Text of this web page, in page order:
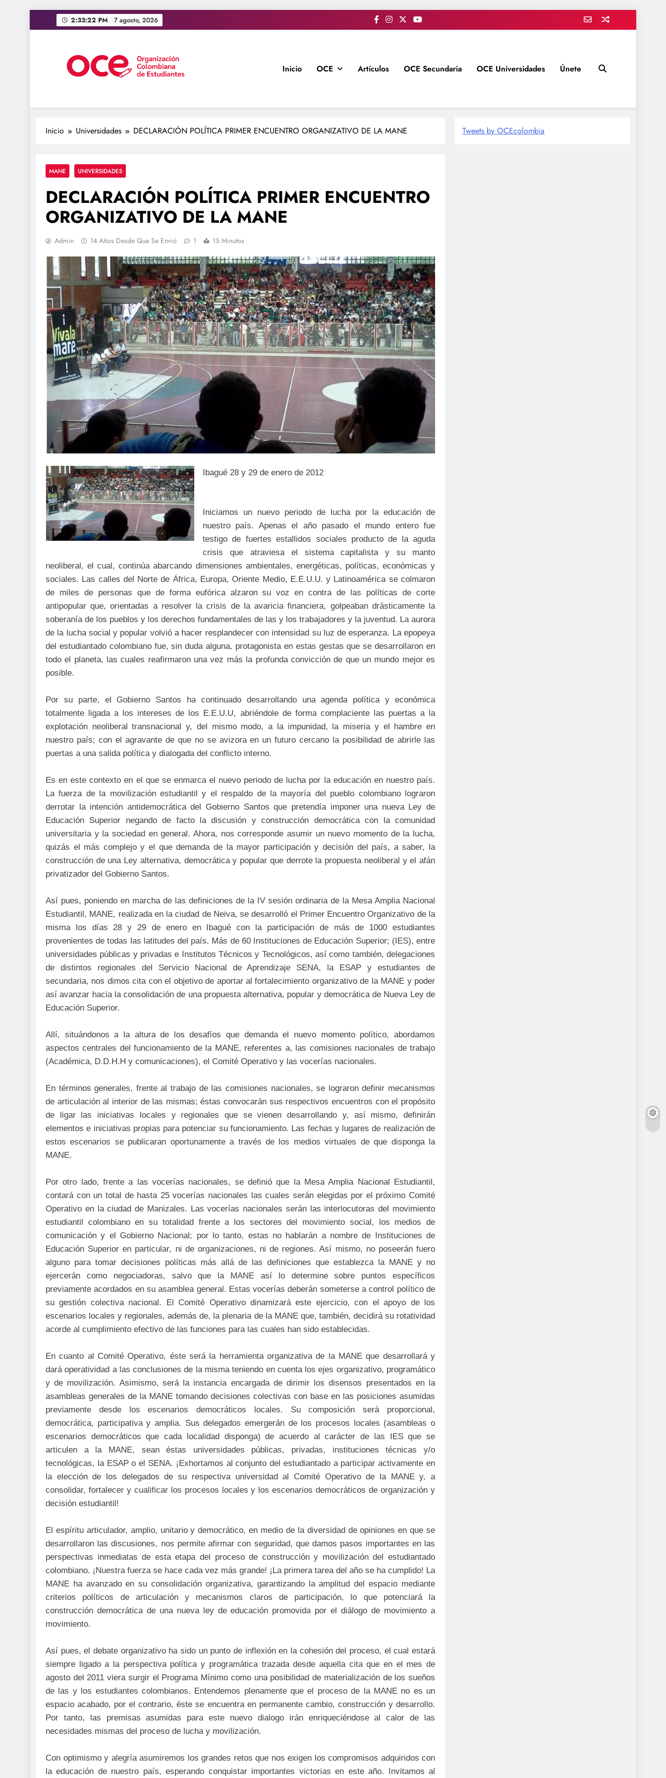
al
2:33:23 PM 7 agosto, 2026
OCE Colombia
Inicio OCE Artículos OCE Secundaria OCE Universidades Únete
Inicio Universidades DECLARACIÓN POLÍTICA PRIMER ENCUENTRO ORGANIZATIVO DE LA MANE
MANE UNIVERSIDADES
DECLARACIÓN POLÍTICA PRIMER ENCUENTRO
ORGANIZATIVO DE LA MANE
Admin 14 Años Desde Que Se Envió 1 15 Minutos
Ibagué 28 y 29 de enero de 2012
Iniciamos un nuevo periodo de lucha por la educación de
nuestro país. Apenas el año pasado el mundo entero fue
testigo de fuertes estallidos sociales producto de la aguda
crisis que atraviesa el sistema capitalista y su manto
neoliberal, el cual, continúa abarcando dimensiones ambientales, energéticas, políticas, económicas y
sociales. Las calles del Norte de África, Europa, Oriente Medio, E.E.U.U. y Latinoamérica se colmaron
de miles de personas que de forma eufórica alzaron su voz en contra de las políticas de corte
antipopular que, orientadas a resolver la crisis de la avaricia financiera, golpeaban drásticamente la
soberanía de los pueblos y los derechos fundamentales de las y los trabajadores y la juventud. La aurora
de la lucha social y popular volvió a hacer resplandecer con intensidad su luz de esperanza. La epopeya
del estudiantado colombiano fue, sin duda alguna, protagonista en estas gestas que se desarrollaron en
todo el planeta, las cuales reafirmaron una vez más la profunda convicción de que un mundo mejor es
posible.
Por su parte, el Gobierno Santos ha continuado desarrollando una agenda política y económica
totalmente ligada a los intereses de los E.E.U.U, abriéndole de forma complaciente las puertas a la
explotación neoliberal transnacional y, del mismo modo, a la impunidad, la miseria y el hambre en
nuestro país; con el agravante de que no se avizora en un futuro cercano la posibilidad de abrirle las
puertas a una salida política y dialogada del conflicto interno.
Es en este contexto en el que se enmarca el nuevo periodo de lucha por la educación en nuestro país.
La fuerza de la movilización estudiantil y el respaldo de la mayoría del pueblo colombiano lograron
derrotar la intención antidemocrática del Gobierno Santos que pretendía imponer una nueva Ley de
Educación Superior negando de facto la discusión y construcción democrática con la comunidad
universitaria y la sociedad en general. Ahora, nos corresponde asumir un nuevo momento de la lucha,
quizás el más complejo y el que demanda de la mayor participación y decisión del país, a saber, la
construcción de una Ley alternativa, democrática y popular que derrote la propuesta neoliberal y el afán
privatizador del Gobierno Santos.
Así pues, poniendo en marcha de las definiciones de la IV sesión ordinaria de la Mesa Amplia Nacional
Estudiantil, MANE, realizada en la ciudad de Neiva, se desarrolló el Primer Encuentro Organizativo de la
misma los días 28 y 29 de enero en Ibagué con la participación de más de 1000 estudiantes
provenientes de todas las latitudes del país. Más de 60 Instituciones de Educación Superior; (IES), entre
universidades públicas y privadas e Institutos Técnicos y Tecnológicos, así como también, delegaciones
de distintos regionales del Servicio Nacional de Aprendizaje SENA, la ESAP y estudiantes de
secundaria, nos dimos cita con el objetivo de aportar al fortalecimiento organizativo de la MANE y poder
así avanzar hacia la consolidación de una propuesta alternativa, popular y democrática de Nueva Ley de
Educación Superior.
Allí, situándonos a la altura de los desafíos que demanda el nuevo momento político, abordamos
aspectos centrales del funcionamiento de la MANE, referentes a, las comisiones nacionales de trabajo
(Académica, D.D.H.H y comunicaciones), el Comité Operativo y las vocerías nacionales.
En términos generales, frente al trabajo de las comisiones nacionales, se lograron definir mecanismos
de articulación al interior de las mismas; éstas convocarán sus respectivos encuentros con el propósito
de ligar las iniciativas locales y regionales que se vienen desarrollando y, así mismo, definirán
elementos e iniciativas propias para potenciar su funcionamiento. Las fechas y lugares de realización de
estos escenarios se publicaran oportunamente a través de los medios virtuales de que disponga la
MANE.
Por otro lado, frente a las vocerías nacionales, se definió que la Mesa Amplia Nacional Estudiantil,
contará con un total de hasta 25 vocerías nacionales las cuales serán elegidas por el próximo Comité
Operativo en la ciudad de Manizales. Las vocerías nacionales serán las interlocutoras del movimiento
estudiantil colombiano en su totalidad frente a los sectores del movimiento social, los medios de
comunicación y el Gobierno Nacional; por lo tanto, estas no hablarán a nombre de Instituciones de
Educación Superior en particular, ni de organizaciones, ni de regiones. Así mismo, no poseerán fuero
alguno para tomar decisiones políticas más allá de las definiciones que establezca la MANE y no
ejercerán como negociadoras, salvo que la MANE así lo determine sobre puntos específicos
previamente acordados en su asamblea general. Estas vocerías deberán someterse a control político de
su gestión colectiva nacional. El Comité Operativo dinamizará este ejercicio, con el apoyo de los
escenarios locales y regionales, además de, la plenaria de la MANE que, también, decidirá su rotatividad
acorde al cumplimiento efectivo de las funciones para las cuales han sido establecidas.
En cuanto al Comité Operativo, éste será la herramienta organizativa de la MANE que desarrollará y
dará operatividad a las conclusiones de la misma teniendo en cuenta los ejes organizativo, programático
y de movilización. Asimismo, será la instancia encargada de dirimir los disensos presentados en la
asambleas generales de la MANE tomando decisiones colectivas con base en las posiciones asumidas
previamente desde los escenarios democráticos locales. Su composición será proporcional,
democrática, participativa y amplia. Sus delegados emergerán de los procesos locales (asambleas o
escenarios democráticos que cada localidad disponga) de acuerdo al carácter de las IES que se
articulen a la MANE, sean éstas universidades públicas, privadas, instituciones técnicas y/o
tecnológicas, la ESAP o el SENA. ¡Exhortamos al conjunto del estudiantado a participar activamente en
la elección de los delegados de su respectiva universidad al Comité Operativo de la MANE y, a
consolidar, fortalecer y cualificar los procesos locales y los escenarios democráticos de organización y
decisión estudiantil!
El espíritu articulador, amplio, unitario y democrático, en medio de la diversidad de opiniones en que se
desarrollaron las discusiones, nos permite afirmar con seguridad, que damos pasos importantes en las
perspectivas inmediatas de esta etapa del proceso de construcción y movilización del estudiantado
colombiano. ¡Nuestra fuerza se hace cada vez más grande! ¡La primera tarea del año se ha cumplido! La
MANE ha avanzado en su consolidación organizativa, garantizando la amplitud del espacio mediante
criterios políticos de articulación y mecanismos claros de participación, lo que potenciará la
construcción democrática de una nueva ley de educación promovida por el diálogo de movimiento a
movimiento.
Así pues, el debate organizativo ha sido un punto de inflexión en la cohesión del proceso, el cual estará
siempre ligado a la perspectiva política y programática trazada desde aquella cita que en el mes de
agosto del 2011 viera surgir el Programa Mínimo como una posibilidad de materialización de los sueños
de las y los estudiantes colombianos. Entendemos plenamente que el proceso de la MANE no es un
espacio acabado, por el contrario, éste se encuentra en permanente cambio, construcción y desarrollo.
Por tanto, las premisas asumidas para este nuevo dialogo irán enriqueciéndose al calor de las
necesidades mismas del proceso de lucha y movilización.
Con optimismo y alegría asumiremos los grandes retos que nos exigen los compromisos adquiridos con
la educación de nuestro país, esperando conquistar importantes victorias en este año. Invitamos al
Tweets by OCEcolombia